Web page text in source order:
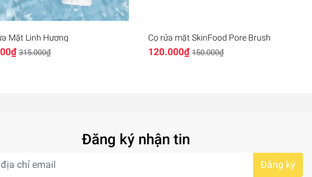
thiện và mang lại làn da sạch khỏe, tươi mới.
lông.
Mặt Linh Hương
315.000₫
Cọ rửa mặt SkinFood Pore Brush
120.000₫ 150.000₫
Đăng ký nhận tin
Đăng ký